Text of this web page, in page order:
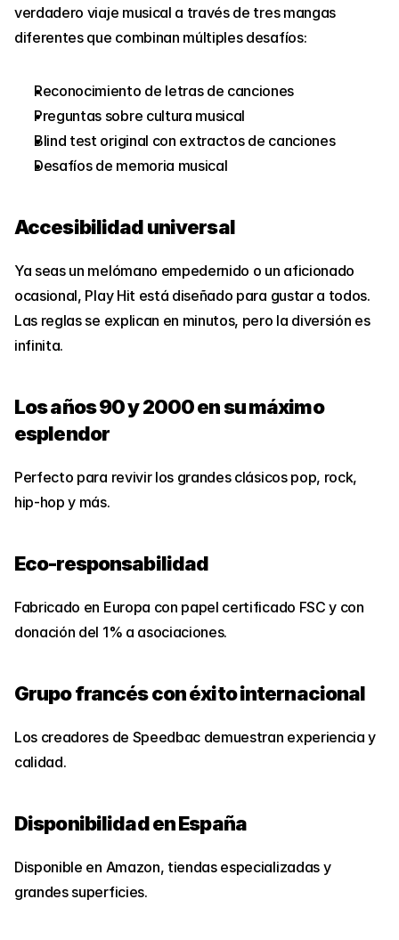
verdadero viaje musical a través de tres mangas
diferentes que combinan múltiples desafíos:
Reconocimiento de letras de canciones
Preguntas sobre cultura musical
Blind test original con extractos de canciones
Desafíos de memoria musical
Accesibilidad universal
Ya seas un melómano empedernido o un aficionado
ocasional, Play Hit está diseñado para gustar a todos.
Las reglas se explican en minutos, pero la diversión es
infinita.
Los años 90 y 2000 en su máximo
esplendor
Perfecto para revivir los grandes clásicos pop, rock,
hip-hop y más.
Eco-responsabilidad
Fabricado en Europa con papel certificado FSC y con
donación del 1% a asociaciones.
Grupo francés con éxito internacional
Los creadores de Speedbac demuestran experiencia y
calidad.
Disponibilidad en España
Disponible en Amazon, tiendas especializadas y
grandes superficies.